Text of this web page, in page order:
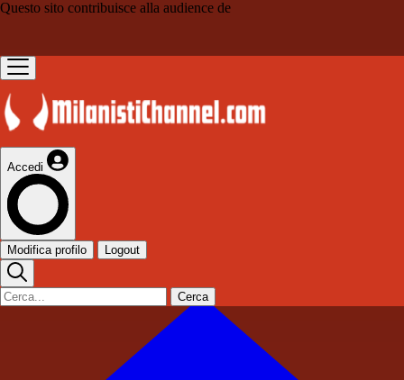
Questo sito contribuisce alla audience de
Accedi
Modifica profilo Logout
Cerca